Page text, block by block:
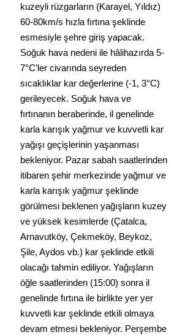
kuzeyli rüzgarların (Karayel, Yıldız)
60-80km/s hızla fırtına şeklinde
esmesiyle şehre giriş yapacak.
Soğuk hava nedeni ile hâlihazırda 5-
7°C’ler civarında seyreden
sıcaklıklar kar değerlerine (-1, 3°C)
gerileyecek. Soğuk hava ve
fırtınanın beraberinde, il genelinde
karla karışık yağmur ve kuvvetli kar
yağışı geçişlerinin yaşanması
bekleniyor. Pazar sabah saatlerinden
itibaren şehir merkezinde yağmur ve
karla karışık yağmur şeklinde
görülmesi beklenen yağışların kuzey
ve yüksek kesimlerde (Çatalca,
Arnavutköy, Çekmeköy, Beykoz,
Şile, Aydos vb.) kar şeklinde etkili
olacağı tahmin ediliyor. Yağışların
öğle saatlerinden (15:00) sonra il
genelinde fırtına ile birlikte yer yer
kuvvetli kar şeklinde etkili olmaya
devam etmesi bekleniyor. Perşembe